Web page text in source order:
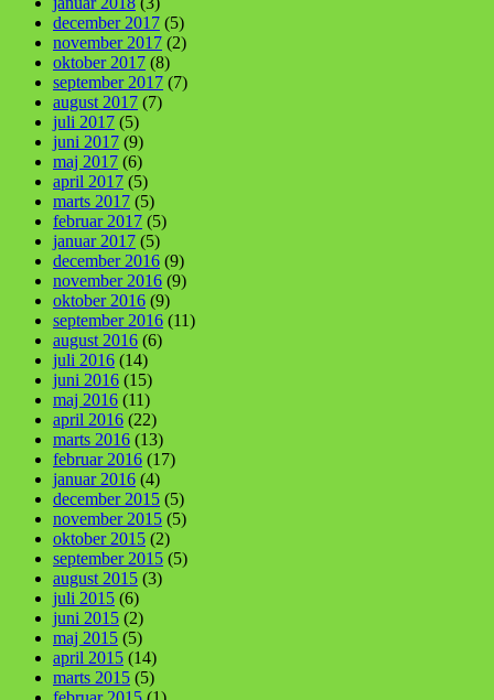
december 2017 (5)
november 2017 (2)
oktober 2017 (8)
september 2017 (7)
august 2017 (7)
juli 2017 (5)
juni 2017 (9)
maj 2017 (6)
april 2017 (5)
marts 2017 (5)
februar 2017 (5)
januar 2017 (5)
december 2016 (9)
november 2016 (9)
oktober 2016 (9)
september 2016 (11)
august 2016 (6)
juli 2016 (14)
juni 2016 (15)
maj 2016 (11)
april 2016 (22)
marts 2016 (13)
februar 2016 (17)
januar 2016 (4)
december 2015 (5)
november 2015 (5)
oktober 2015 (2)
september 2015 (5)
august 2015 (3)
juli 2015 (6)
juni 2015 (2)
maj 2015 (5)
april 2015 (14)
marts 2015 (5)